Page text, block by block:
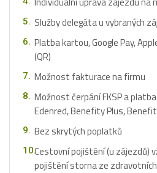
Služby delegáta u vybraných
Platba kartou, Google Pay,
(QR)
Možnost fakturace na firmu
Možnost čerpání FKSP a
Edenred, Benefity Plus,
Bez skrytých poplatků
Cestovní pojištění (u zájezdů)
pojištění storna ze